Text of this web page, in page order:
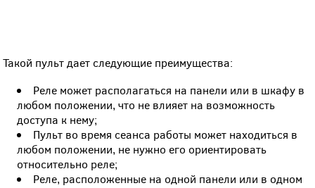
Такой пульт дает следующие преимущества:
Реле может располагаться на панели или в шкафу в
любом положении, что не влияет на возможность
доступа к нему;
Пульт во время сеанса работы может находиться в
любом положении, не нужно его ориентировать
относительно реле;
Реле, расположенные на одной панели или в одном